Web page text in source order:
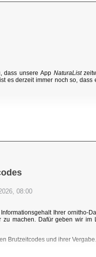
dass unsere App NaturaList
es derzeit immer noch so,
08:00
Ihrer ornitho-
machen. Dafür geben wir
Brutzeitcodes und ihrer